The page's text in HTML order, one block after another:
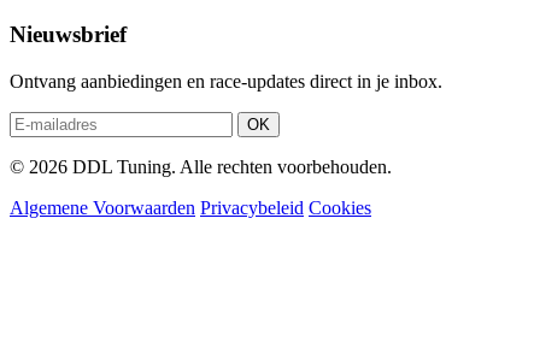
Nieuwsbrief
Ontvang aanbiedingen en race-updates direct in je inbox.
OK
© 2026 DDL Tuning. Alle rechten voorbehouden.
Algemene Voorwaarden Privacybeleid Cookies